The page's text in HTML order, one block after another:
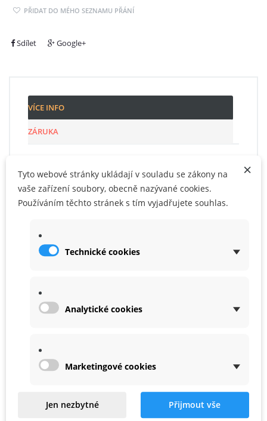
PŘIDAT DO MÉHO SEZNAMU PŘÁNÍ
Sdílet Google+
VÍCE INFO
ZÁRUKA
Poukázky lze kombinovat pro dosažení vyšší hodnoty.
Při objednání poukazu zvolte jako formu platby bankovní
převod nebo PayPal.
Pokud si přejete vygenerovat více kódů na různé částky,
uveďte to prosím do poznámky k objednávce.
×
Tyto webové stránky ukládají v souladu se zákony na
vaše zařízení soubory, obecně nazývané cookies.
Používáním těchto stránek s tím vyjadřujete souhlas.
Technické cookies
Analytické cookies
Marketingové cookies
Jen nezbytné Přijmout vše